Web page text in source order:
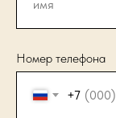
Номер телефона
+7